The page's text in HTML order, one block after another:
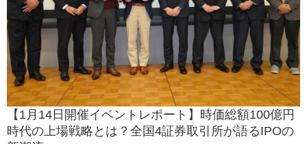
【1月14日開催イベントレポート】時価総額100億円
時代の上場戦略とは？全国4証券取引所が語るIPOの